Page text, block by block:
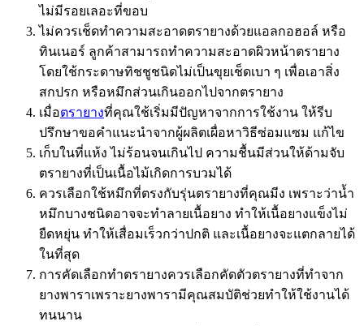
ไม่มีรอยเลอะที่ขอบ
ไม่ควรเช็ดทำความสะอาดตรายางด้วยแอลกอฮอล์ หรือ
ทินเนอร์ ลูกค้าสามารถทำความสะอาดผิวหน้าตรายาง
โดยใช้กระดาษทิชชูชนิดไม่เป็นขุยเช็ดเบา ๆ เพื่อเอาสิ่ง
สกปรก หรือหมึกส่วนเกินออกไปจากตรายาง
เมื่อตรายางที่คุณใช้เริ่มมีปัญหาจากการใช้งาน ให้รีบ
ปรึกษาขอคำแนะนำจากผู้ผลิตเผื่อหาวิธีซ่อมแซม แก้ไข
เก็บในที่แห้ง ไม่ร้อนจนเกินไป ความชื้นมีส่วนให้ด้ามจับ
ตรายางที่เป็นเนื้อไม้เกิดการบวมได้
ควรเลือกใช้หมึกที่ตรงกับรุ่นตรายางที่คุณมีง เพราะว่าน้ำ
หมึกบางชนิดอาจจะทำลายเนื้อยาง ทำให้เนื้อยางแข็งไม่
ยืดหยุ่น ทำให้เสื่อมเร็วกว่าปกติ และเนื้อยางจะแตกลายได้
ในที่สุด
การคัดเลือกทำตรายางควรเลือกคัดตัวตรายางที่ทำจาก
ยางพาราเพราะยางพารามีคุณสมบัติช่วยทำให้ใช้งานได้
ทนนาน